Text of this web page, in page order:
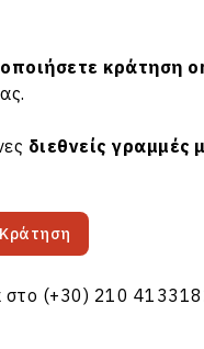
κράτηση
διεθνείς γραμμές
στο (+30) 210